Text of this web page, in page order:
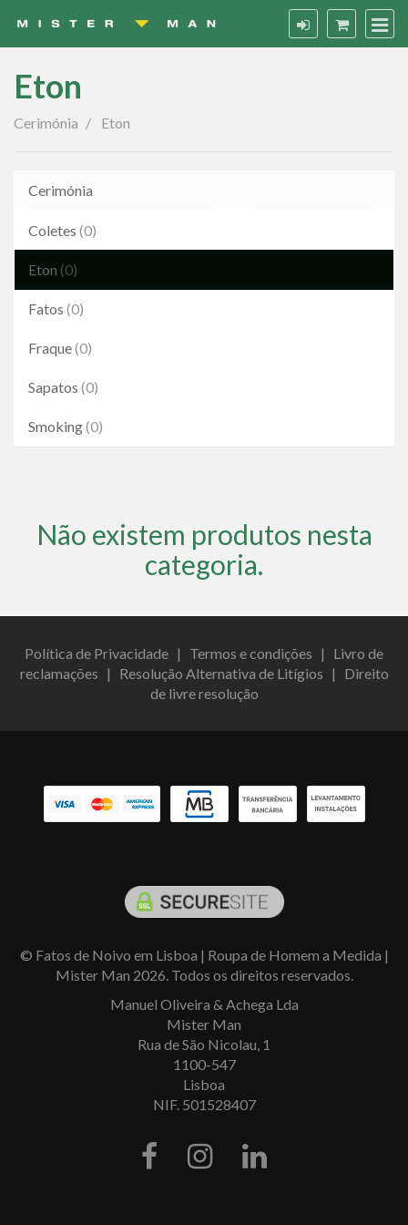
Eton
Eton
Cerimónia Eton
Cerimónia
Coletes (0)
Eton (0)
Fatos (0)
Fraque(0)
Sapatos (0)
Smoking(0)
Não existem produtos nesta
categoria.
Política de Privacidade | Termos e condições | Livro de
reclamações | Resolução Alternativa de Litígios | Direito
de livre resolução
© Fatos de Noivo em Lisboa | Roupa de Homem a Medida |
Mister Man 2026. Todos os direitos reservados.
Manuel Oliveira & Achega Lda
Mister Man
Rua de São Nicolau, 1
1100-547
Lisboa
NIF. 501528407